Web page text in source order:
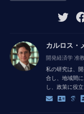
カルロス・
開発経済学 准
私の研究は、
合し、地域間
し、政策に役